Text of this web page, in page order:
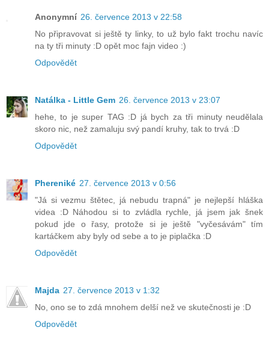
Anonymní 26. července 2013 v 22:58
No připravovat si ještě ty linky, to už bylo fakt trochu navíc
na ty tři minuty :D opět moc fajn video :)
Odpovědět
Natálka - Little Gem 26. července 2013 v 23:07
hehe, to je super TAG :D já bych za tři minuty neudělala
skoro nic, než zamaluju svý pandí kruhy, tak to trvá :D
Odpovědět
Phereniké 27. července 2013 v 0:56
"Já si vezmu štětec, já nebudu trapná" je nejlepší hláška
videa :D Náhodou si to zvládla rychle, já jsem jak šnek
pokud jde o řasy, protože si je ještě "vyčesávám" tím
kartáčkem aby byly od sebe a to je piplačka :D
Odpovědět
Majda 27. července 2013 v 1:32
No, ono se to zdá mnohem delší než ve skutečnosti je :D
Odpovědět